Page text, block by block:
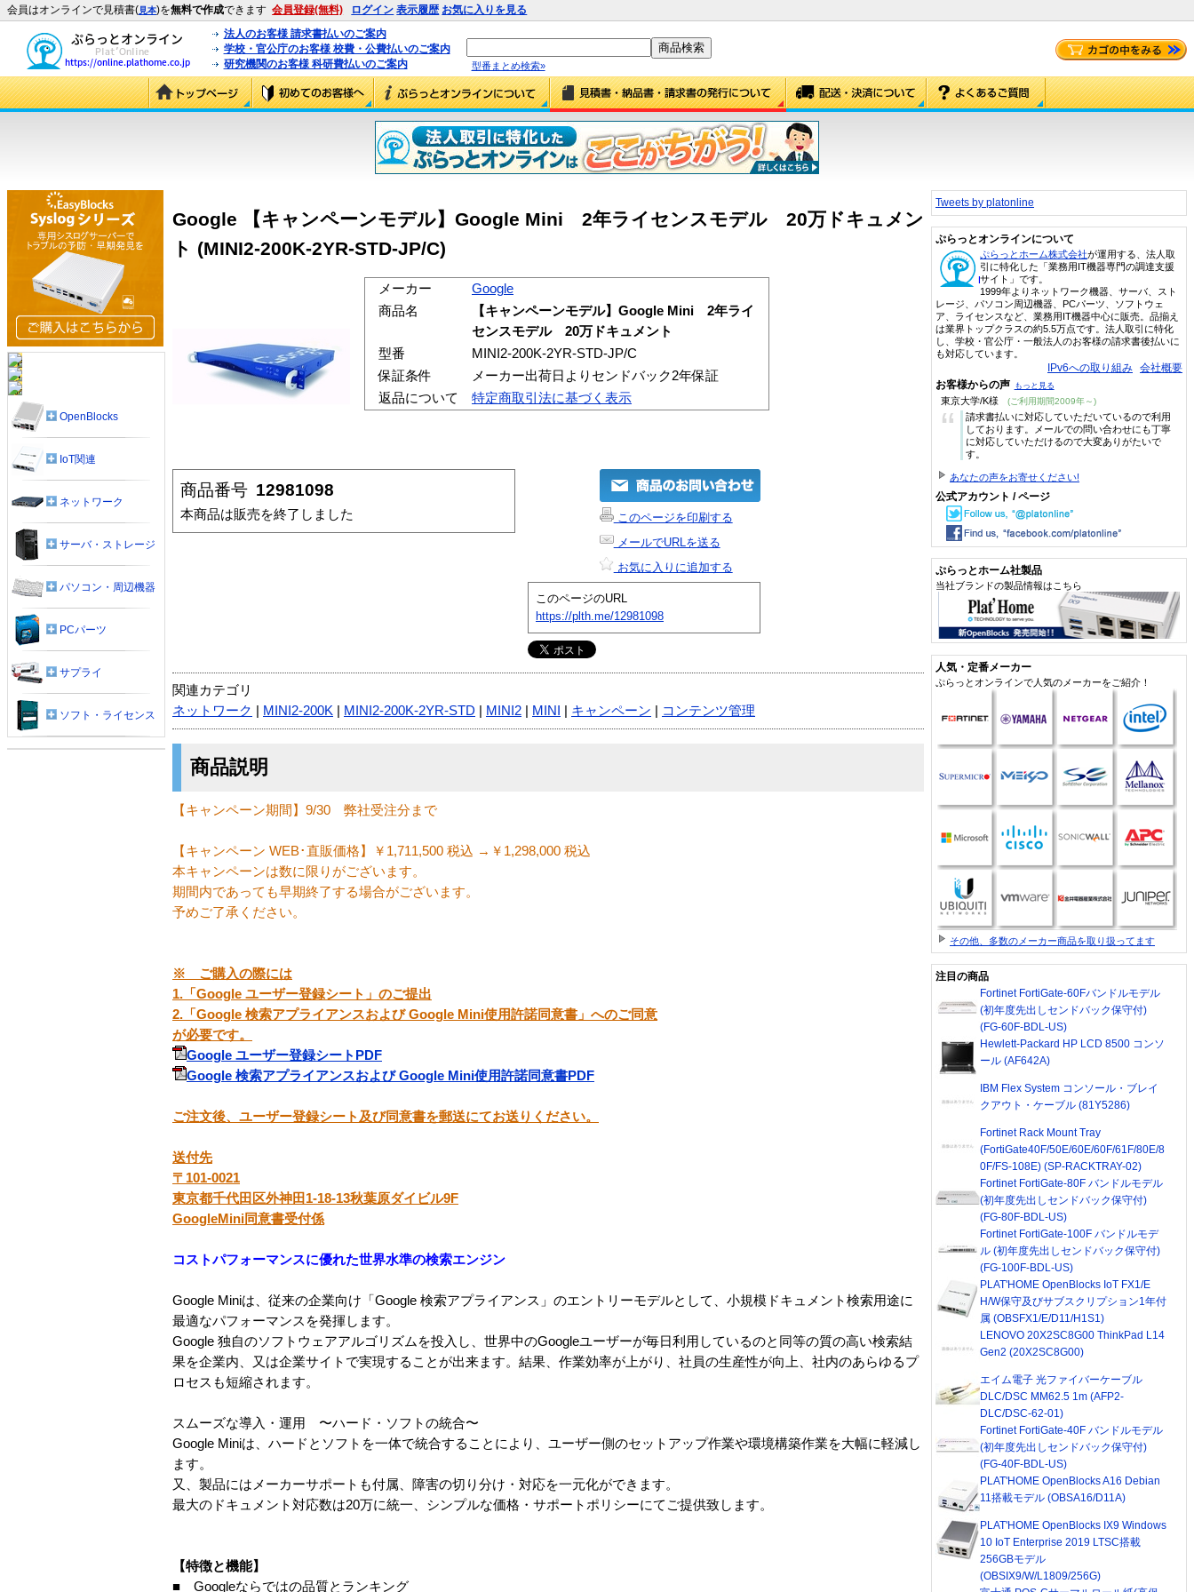
会員はオンラインで見積書(見本)を無料で作成できます 会員登録(無料) ログイン 表示履歴 お気に入りを見る
法人のお客様 請求書払いのご案内
学校・官公庁のお客様 校費・公費払いのご案内
研究機関のお客様 科研費払いのご案内
型番まとめ検索»
Google 【キャンペーンモデル】Google Mini 2年ライセンスモデル 20万ドキュメン
ト (MINI2-200K-2YR-STD-JP/C)
メーカー
Google
商品名
【キャンペーンモデル】Google Mini 2年ライ
センスモデル 20万ドキュメント
型番
MINI2-200K-2YR-STD-JP/C
保証条件
メーカー出荷日よりセンドバック2年保証
返品について
特定商取引法に基づく表示
商品番号 12981098
本商品は販売を終了しました
このページを印刷する
メールでURLを送る
お気に入りに追加する
このページのURL
https://plth.me/12981098
関連カテゴリ
ネットワーク
MINI2-200K MINI2-200K-2YR-STD MINI2 MINI キャンペーン コンテンツ管理
商品説明
【キャンペーン期間】9/30 弊社受注分まで
【キャンペーン WEB･直販価格】￥1,711,500 税込 →￥1,298,000 税込
本キャンペーンは数に限りがございます。
期間内であっても早期終了する場合がございます。
予めご了承ください。
※ ご購入の際には
1.「Google ユーザー登録シート」のご提出
2.「Google 検索アプライアンスおよび Google Mini使用許諾同意書」へのご同意
が必要です。
Google ユーザー登録シートPDF
Google 検索アプライアンスおよび Google Mini使用許諾同意書PDF
ご注文後、ユーザー登録シート及び同意書を郵送にてお送りください。
送付先
〒101-0021
東京都千代田区外神田1-18-13秋葉原ダイビル9F
GoogleMini同意書受付係
コストパフォーマンスに優れた世界水準の検索エンジン
Google Miniは、従来の企業向け「Google 検索アプライアンス」のエントリーモデルとして、小規模ドキュメント検索用途に
最適なパフォーマンスを発揮します。
Google 独自のソフトウェアアルゴリズムを投入し、世界中のGoogleユーザーが毎日利用しているのと同等の質の高い検索結
果を企業内、又は企業サイトで実現することが出来ます。結果、作業効率が上がり、社員の生産性が向上、社内のあらゆるプ
ロセスも短縮されます。
スムーズな導入・運用 〜ハード・ソフトの統合〜
Google Miniは、ハードとソフトを一体で統合することにより、ユーザー側のセットアップ作業や環境構築作業を大幅に軽減し
ます。
又、製品にはメーカーサポートも付属、障害の切り分け・対応を一元化ができます。
最大のドキュメント対応数は20万に統一、シンプルな価格・サポートポリシーにてご提供致します。
【特徴と機能】
■ Googleならではの品質とランキング
OpenBlocks
IoT関連
ネットワーク
サーバ・ストレージ
パソコン・周辺機器
PCパーツ
サプライ
ソフト・ライセンス
Tweets by platonline
ぷらっとオンラインについて
ぷらっとホーム株式会社が運用する、法人取
引に特化した「業務用IT機器専門の調達支援
サイト」です。
1999年よりネットワーク機器、サーバ、スト
レージ、パソコン周辺機器、PCパーツ、ソフトウェ
ア、ライセンスなど、業務用IT機器中心に販売。品揃え
は業界トップクラスの約5.5万点です。法人取引に特化
し、学校・官公庁・一般法人のお客様の請求書後払いに
も対応しています。
IPv6への取り組み 会社概要
お客様からの声 もっと見る
東京大学/K様 (ご利用期間2009年～)
“
請求書払いに対応していただいているので利用
しております。メールでの問い合わせにも丁寧
に対応していただけるので大変ありがたいで
す。
あなたの声をお寄せください!
公式アカウント / ページ
ぷらっとホーム社製品
当社ブランドの製品情報はこちら
人気・定番メーカー
ぷらっとオンラインで人気のメーカーをご紹介！
その他、多数のメーカー商品を取り扱ってます
注目の商品
Fortinet FortiGate-60Fバンドルモデル
(初年度先出しセンドバック保守付)
(FG-60F-BDL-US)
Hewlett-Packard HP LCD 8500 コンソ
ール (AF642A)
IBM Flex System コンソール・ブレイ
クアウト・ケーブル (81Y5286)
Fortinet Rack Mount Tray
(FortiGate40F/50E/60E/60F/61F/80E/8
0F/FS-108E) (SP-RACKTRAY-02)
Fortinet FortiGate-80F バンドルモデル
(初年度先出しセンドバック保守付)
(FG-80F-BDL-US)
Fortinet FortiGate-100F バンドルモデ
ル (初年度先出しセンドバック保守付)
(FG-100F-BDL-US)
PLAT'HOME OpenBlocks IoT FX1/E
H/W保守及びサブスクリプション1年付
属 (OBSFX1/E/D11/H1S1)
LENOVO 20X2SC8G00 ThinkPad L14
Gen2 (20X2SC8G00)
エイム電子 光ファイバーケーブル
DLC/DSC MM62.5 1m (AFP2-
DLC/DSC-62-01)
Fortinet FortiGate-40F バンドルモデル
(初年度先出しセンドバック保守付)
(FG-40F-BDL-US)
PLAT'HOME OpenBlocks A16 Debian
11搭載モデル (OBSA16/D11A)
PLAT'HOME OpenBlocks IX9 Windows
10 IoT Enterprise 2019 LTSC搭載
256GBモデル
(OBSIX9/W/L1809/256G)